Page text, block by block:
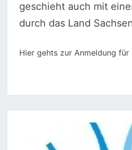
geschieht auch mit
durch das Land
Hier gehts zur Anmeldung für